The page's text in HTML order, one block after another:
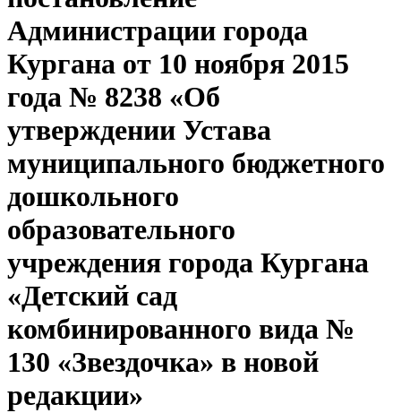
Администрации города
Кургана от 10 ноября 2015
года № 8238 «Об
утверждении Устава
муниципального бюджетного
дошкольного
образовательного
учреждения города Кургана
«Детский сад
комбинированного вида №
130 «Звездочка» в новой
редакции»